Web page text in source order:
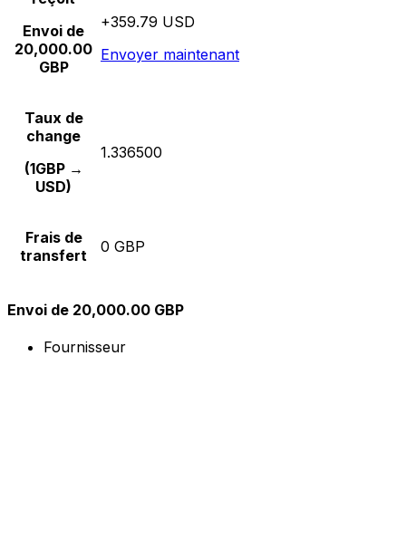
Envoi de
20,000.00
GBP
+359.79 USD
Envoyer maintenant
Taux de
change
(1GBP →
USD)
1.336500
Frais de
transfert
0 GBP
Envoi de 20,000.00 GBP
Fournisseur